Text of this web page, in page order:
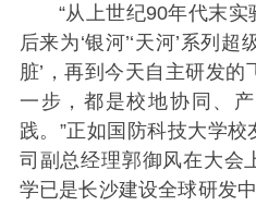
“从上世纪90年代末实
后来为‘银河’‘天河’系列
脏’，再到今天自主研发
一步，都是校地协同、
践。”正如国防科技大学
司副总经理郭御风在大会
学已是长沙建设全球研发